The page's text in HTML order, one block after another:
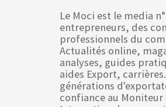
Le Moci est le media
entrepreneurs, des
professionnels du
Actualités online,
analyses, guides
aides Export,
générations
confiance au